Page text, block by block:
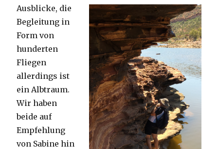
Ausblicke, die
Begleitung in
Form von
hunderten
Fliegen
allerdings ist
ein Albtraum.
Wir haben
beide auf
Empfehlung
von Sabine hin